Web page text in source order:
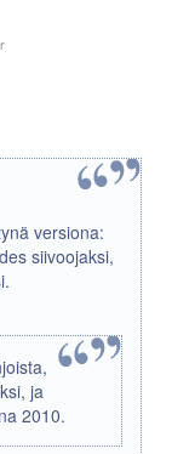
versiona:
siivoojaksi,
ja
2010.